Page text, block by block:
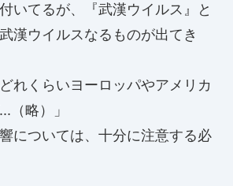
いてるが、『武漢ウイルス』と
漢ウイルスなるものが出てき
れくらいヨーロッパやアメリカ
（略）」
については、十分に注意する必